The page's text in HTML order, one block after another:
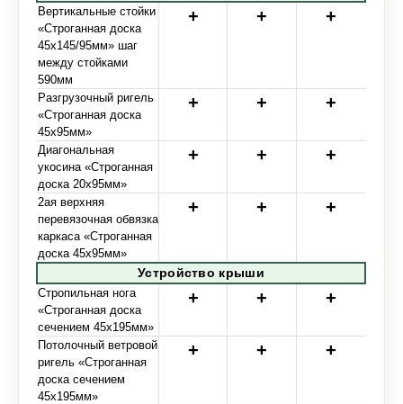
Вертикальные стойки
«Строганная доска
45х145/95мм» шаг
между стойками
590мм
Разгрузочный ригель
«Строганная доска
45х95мм»
Диагональная
укосина «Строганная
доска 20х95мм»
2ая верхняя
перевязочная обвязка
каркаса «Строганная
доска 45х95мм»
Устройство крыши
Стропильная нога
«Строганная доска
сечением 45х195мм»
Потолочный ветровой
ригель «Строганная
доска сечением
45х195мм»